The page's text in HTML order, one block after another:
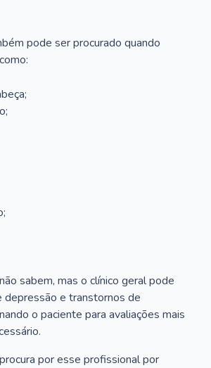
pode ser procurado quando
sabem, mas o clínico geral pode
depressão e transtornos de
o paciente para avaliações mais
por esse profissional por